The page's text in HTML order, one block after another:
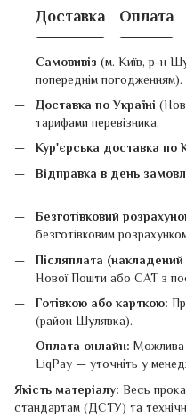
Доставка Оплата
Самовивіз (м. Київ, р-н
попереднім погодженням).
Доставка по Україні
тарифами перевізника.
Кур'єрська доставка по
Відправка в день
Безготівковий
безготівковим
Післяплата (накладений
Нової Пошти або САТ з
Готівкою або карткою:
(район Шулявка).
Оплата онлайн: Можлива
LiqPay — уточніть у
Якість матеріалу: Весь
стандартам (ДСТУ) та